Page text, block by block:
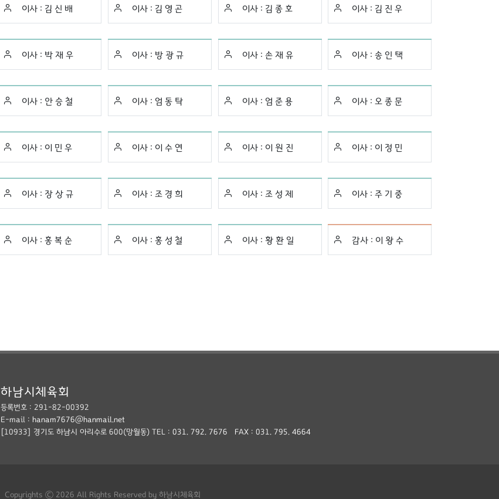
이사 : 김 신 배 이사 : 김 영 곤 이사 : 김 종 호 이사 : 김 진 우
이사 : 박 재 우 이사 : 방 광 규 이사 : 손 재 유 이사 :송 인 택
이사 : 안 승 철 이사 : 엄 동 탁 이사 : 엄 준 용 이사 :오 종 문
이사 : 이 민 우 이사 : 이 수 연 이사 : 이 원 진 이사 : 이 정 민
이사 : 장 상 규 이사 : 조 경 희 이사 : 조 성 제 이사 :주 기 중
이사 :홍 복 순 이사 : 홍 성 철 이사 : 황 환 일 감사 : 이 왕 수
하남시체육회
등록번호 : 291-82-00392
E-mail : hanam7676@hanmail.net
[10933] 경기도 하남시 아리수로 600(망월동) TEL : 031. 792. 7676 FAX : 031. 795. 4664
Copyrights © 2026 All Rights Reserved by 하남시체육회